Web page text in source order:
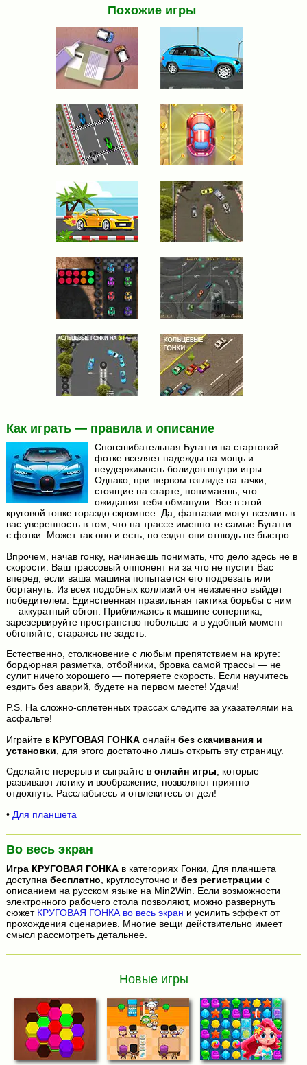
Похожие игры
Как играть — правила и описание
Сногсшибательная Бугатти на стартовой
фотке вселяет надежды на мощь и
неудержимость болидов внутри игры.
Однако, при первом взгляде на тачки,
стоящие на старте, понимаешь, что
ожидания тебя обманули. Все в этой
круговой гонке гораздо скромнее. Да, фантазии могут вселить в
вас уверенность в том, что на трассе именно те самые Бугатти
с фотки. Может так оно и есть, но ездят они отнюдь не быстро.
Впрочем, начав гонку, начинаешь понимать, что дело здесь не в
скорости. Ваш трассовый оппонент ни за что не пустит Вас
вперед, если ваша машина попытается его подрезать или
бортануть. Из всех подобных коллизий он неизменно выйдет
победителем. Единственная правильная тактика борьбы с ним
— аккуратный обгон. Приближаясь к машине соперника,
зарезервируйте пространство побольше и в удобный момент
обгоняйте, стараясь не задеть.
Естественно, столкновение с любым препятствием на круге:
бордюрная разметка, отбойники, бровка самой трассы — не
сулит ничего хорошего — потеряете скорость. Если научитесь
ездить без аварий, будете на первом месте! Удачи!
P.S. На сложно-сплетенных трассах следите за указателями на
асфальте!
Играйте в КРУГОВАЯ ГОНКАонлайн без скачивания и
установки , для этого достаточно лишь открыть эту страницу.
Сделайте перерыв и сыграйте в онлайн игры, которые
развивают логику и воображение, позволяют приятно
отдохнуть. Расслабьтесь и отвлекитесь от дел!
• Для планшета
Во весь экран
Игра КРУГОВАЯ ГОНКАв категориях Гонки, Для планшета
доступна бесплатно , круглосуточно и без регистрации с
описанием на русском языке на Min2Win. Если возможности
электронного рабочего стола позволяют, можно развернуть
сюжет КРУГОВАЯ ГОНКА во весь экран и усилить эффект от
прохождения сценариев. Многие вещи действительно имеет
смысл рассмотреть детальнее.
Новые игры